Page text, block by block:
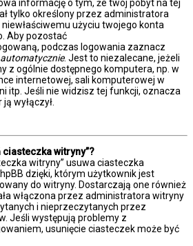
informację o tym, że twój pobyt na tej
tylko określony przez administratora
użyciu twojego konta
Aby pozostać
podczas logowania zaznacz
. Jest to niezalecane, jeżeli
z ogólnie dostępnego komputera, np. w
internetowej, sali komputerowej w
itp. Jeśli nie widzisz tej funkcji, oznacza
wyłączył.
ciasteczka witryny”?
witryny” usuwa ciasteczka
dzięki, którym użytkownik jest
do witryny. Dostarczają one również
włączona przez administratora witryny
i nieprzeczytanych przez
Jeśli występują problemy z
usunięcie ciasteczek może być